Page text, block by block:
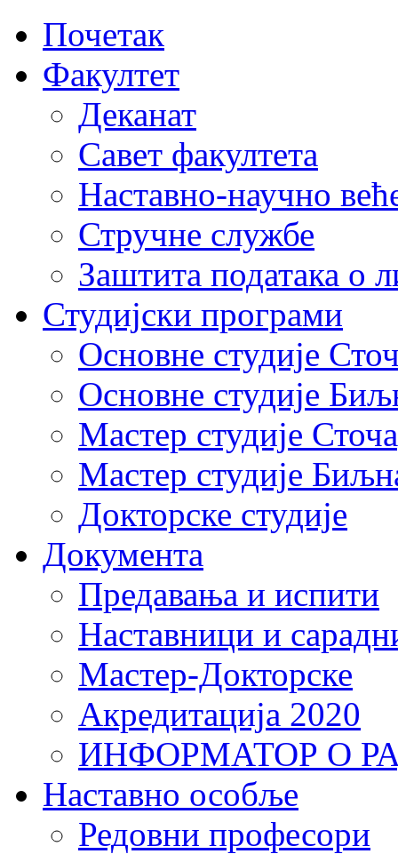
Почетак
Факултет
Деканат
Савет факултета
Наставно-научно
Стручне службе
Заштита података о
Студијски програми
Основне студије
Основне студије
Мастер студије
Мастер студије
Докторске студије
Документа
Предавања и испити
Наставници и
Мастер-Докторске
Акредитација 2020
ИНФОРМАТОР О
Наставно особље
Редовни професори